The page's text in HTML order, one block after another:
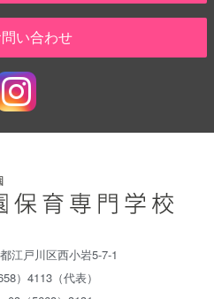
い合わせ
江戸川区西小岩5-7-1
）4113（代表）